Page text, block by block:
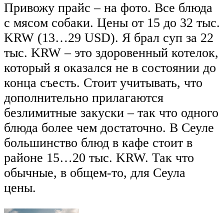
Привожу прайс – на фото. Все блюда
с мясом собаки. Цены от 15 до 32 тыс.
KRW (13…29 USD). Я брал суп за 22
тыс. KRW – это здоровенный котелок,
который я оказался не в состоянии до
конца съесть. Стоит учитывать, что
дополнительно прилагаются
безлимитные закуски – так что одного
блюда более чем достаточно. В Сеуле
большинство блюд в кафе стоит в
районе 15…20 тыс. KRW. Так что
обычные, в общем-то, для Сеула
цены.